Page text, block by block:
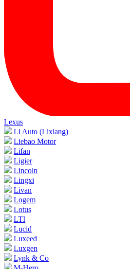
Lexus
Li Auto (Lixiang)
Liebao Motor
Lifan
Ligier
Lincoln
Lingxi
Livan
Logem
Lotus
LTI
Lucid
Luxeed
Luxgen
Lynk & Co